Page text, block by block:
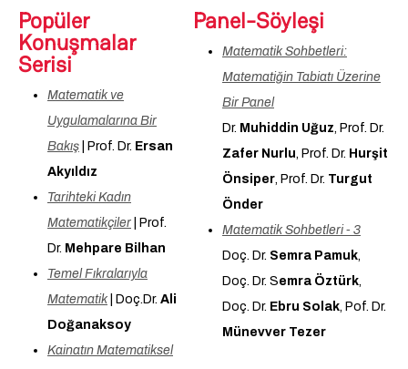
Popüler
Konuşmalar
Serisi
Matematik ve
Uygulamalarına Bir
Bakış | Prof. Dr. Ersan
Akyıldız
Tarihteki Kadın
Matematikçiler | Prof.
Dr. Mehpare Bilhan
Temel Fıkralarıyla
Matematik | Doç.Dr. Ali
Doğanaksoy
Kainatın Matematiksel
Panel-Söyleşi
Matematik Sohbetleri:
Matematiğin Tabiatı Üzerine
Bir Panel
Dr. Muhiddin Uğuz, Prof. Dr.
Zafer Nurlu, Prof. Dr. Hurşit
Önsiper, Prof. Dr. Turgut
Önder
Matematik Sohbetleri - 3
Doç. Dr. Semra Pamuk,
Doç. Dr. Semra Öztürk,
Doç. Dr. Ebru Solak, Pof. Dr.
Münevver Tezer